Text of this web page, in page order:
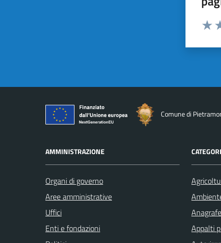
Comune di
AMMINISTRAZIONE
Organi di governo
Aree amministrative
Uffici
Enti e fondazioni
Appalti